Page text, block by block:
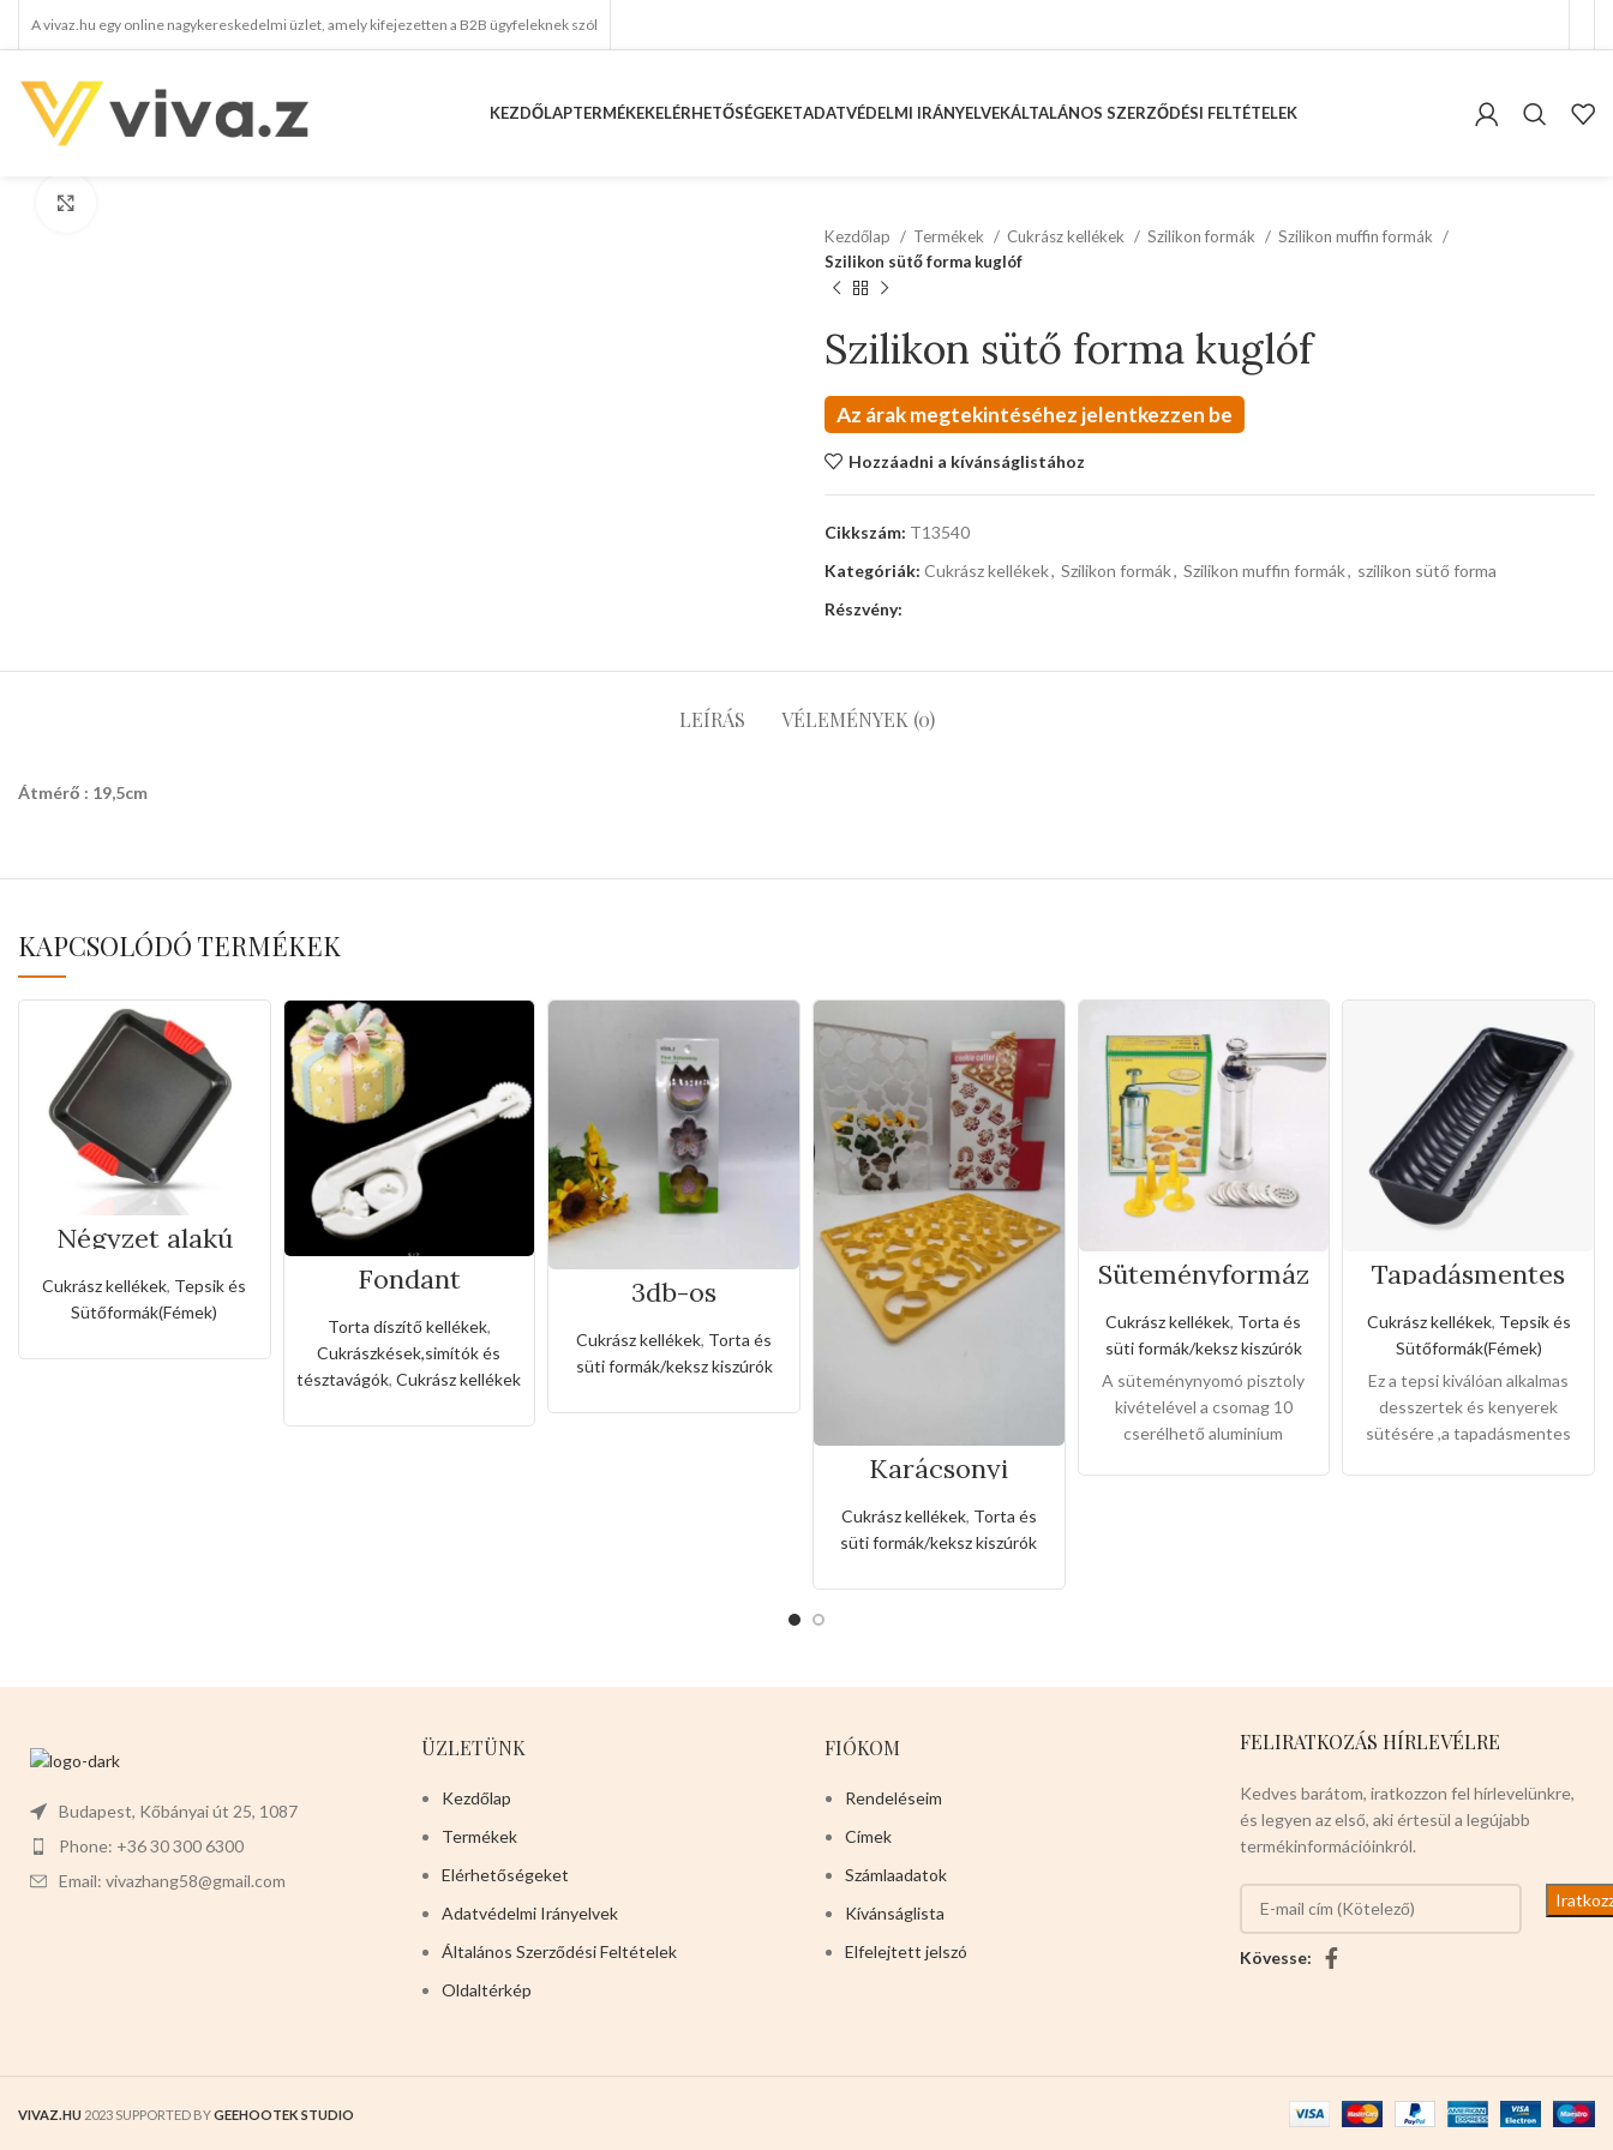
A vivaz.hu egy online nagykereskedelmi üzlet, amely kifejezetten a B2B ügyfeleknek szól
KEZDŐLAPTERMÉKEKELÉRHETŐSÉGEKETADATVÉDELMI IRÁNYELVEKÁLTALÁNOS SZERZŐDÉSI FELTÉTELEK
Kezdőlap
Termékek Cukrász kellékek Szilikon formák
Szilikon muffin formák
Szilikon sütő forma kuglóf
Szilikon sütő forma kuglóf
Az árak megtekintéséhez jelentkezzen be
Hozzáadni a kívánságlistához
Cikkszám: T13540
Kategóriák: Cukrász kellékek, Szilikon formák, Szilikon muffin formák, szilikon sütő forma
Részvény:
LEÍRÁS VÉLEMÉNYEK (0)
Átmérő : 19,5cm
KAPCSOLÓDÓ TERMÉKEK
Négyzet alakú
tepsi szilikon
fogóval
Cukrász kellékek, Tepsik és
Sütőformák(Fémek)
Fondant
eszköz(3féle
fogaskerékkel)
Torta díszítő kellékek,
Cukrászkések,simítók és
tésztavágók,Cukrász kellékek
3db-os
virág formájú
kiszúró készlet
Cukrász kellékek, Torta és
süti formák/keksz kiszúrók
Karácsonyi
sütemény kiszúró
forma
Cukrász kellékek, Torta és
süti formák/keksz kiszúrók
Süteményformáz
ó készlet
Cukrász kellékek, Torta és
süti formák/keksz kiszúrók
A süteménynyomó pisztoly
kivételével a csomag 10
cserélhető aluminium
Tapadásmentes
őzgerinc
forma(Kis méret)
Cukrász kellékek, Tepsik és
Sütőformák(Fémek)
Ez a tepsi kiválóan alkalmas
desszertek és kenyerek
sütésére ,a tapadásmentes
Budapest, Kőbányai út 25, 1087
Phone: +36 30 300 6300
Email: vivazhang58@gmail.com
ÜZLETÜNK
Kezdőlap
Termékek
Elérhetőségeket
Adatvédelmi Irányelvek
Általános Szerződési Feltételek
Oldaltérkép
FIÓKOM
Rendeléseim
Címek
Számlaadatok
Kívánságlista
Elfelejtett jelszó
FELIRATKOZÁS HÍRLEVÉLRE
Kedves barátom, iratkozzon fel hírlevelünkre,
és legyen az első, aki értesül a legújabb
termékinformációinkról.
Kövesse:
VIVAZ.HU 2023 SUPPORTED BYGEEHOOTEK STUDIO